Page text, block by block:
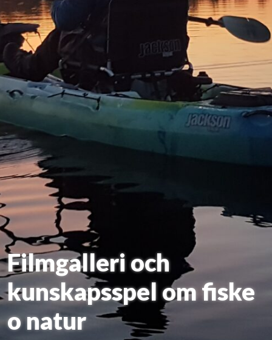
Filmgalleri och
kunskapsspel om fiske
o natur